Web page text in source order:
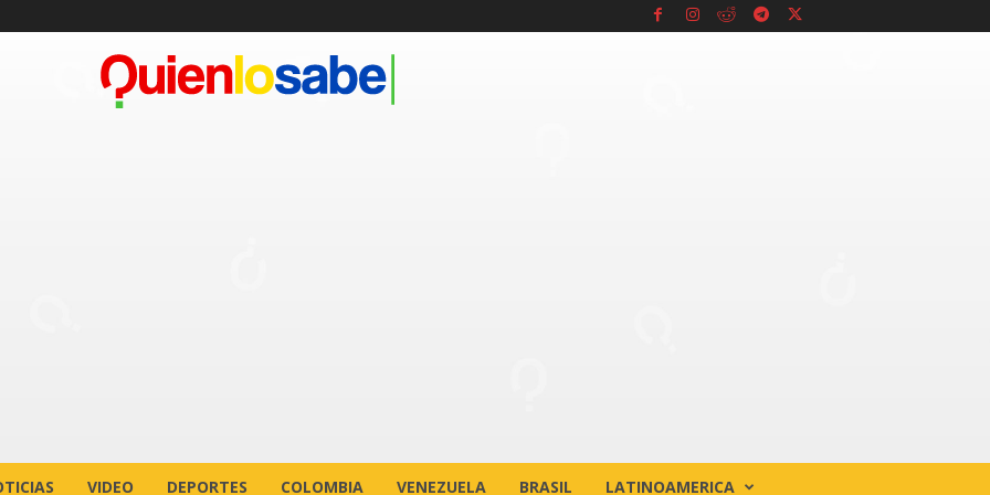
VIDEO DEPORTES COLOMBIA VENEZUELA BRASIL LATINOAMERICA